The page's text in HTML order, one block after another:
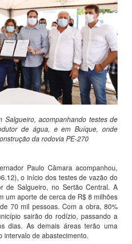
Salgueiro, acompanhando testes de
de água, e em Buíque, onde
da rodovia PE-270
Paulo Câmara acompanhou,
o início dos testes de vazão do
de Salgueiro, no Sertão Central. A
um aporte de cerca de R$ 8 milhões
70 mil pessoas. Com a obra, 80%
sairão do rodízio, passando a
dias. As demais áreas terão uma
intervalo de abastecimento.